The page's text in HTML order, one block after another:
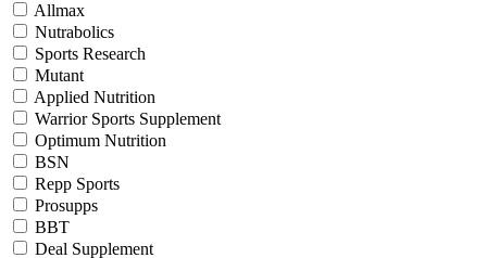
Allmax
Nutrabolics
Sports Research
Mutant
Applied Nutrition
Warrior Sports Supplement
Optimum Nutrition
BSN
Repp Sports
Prosupps
BBT
Deal Supplement